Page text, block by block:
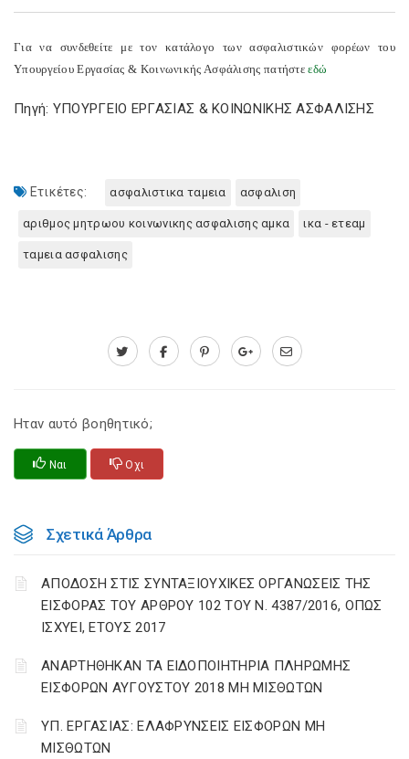
Για να συνδεθείτε με τον κατάλογο των ασφαλιστικών φορέων του
Υπουργείου Εργασίας & Κοινωνικής Ασφάλισης πατήστεεδώ
Πηγή: ΥΠΟΥΡΓΕΙΟ ΕΡΓΑΣΙΑΣ & ΚΟΙΝΩΝΙΚΗΣ ΑΣΦΑΛΙΣΗΣ
Ετικέτες: ασφαλιστικα ταμεια ασφαλιση
αριθμος μητρωου κοινωνικης ασφαλισης αμκα ικα - ετεαμ
ταμεια ασφαλισης
Ηταν αυτό βοηθητικό;
Ναι Οχι
Σχετικά Άρθρα
ΑΠΟΔΟΣΗ ΣΤΙΣ ΣΥΝΤΑΞΙΟΥΧΙΚΕΣ ΟΡΓΑΝΩΣΕΙΣ ΤΗΣ
ΕΙΣΦΟΡΑΣ ΤΟΥ ΑΡΘΡΟΥ 102 ΤΟΥ Ν. 4387/2016, ΟΠΩΣ
ΙΣΧΥΕΙ, ΕΤΟΥΣ 2017
ΑΝΑΡΤΗΘΗΚΑΝ ΤΑ ΕΙΔΟΠΟΙΗΤΗΡΙΑ ΠΛΗΡΩΜΗΣ
ΕΙΣΦΟΡΩΝ ΑΥΓΟΥΣΤΟΥ 2018 ΜΗ ΜΙΣΘΩΤΩΝ
ΥΠ. ΕΡΓΑΣΙΑΣ: ΕΛΑΦΡΥΝΣΕΙΣ ΕΙΣΦΟΡΩΝ ΜΗ
ΜΙΣΘΩΤΩΝ